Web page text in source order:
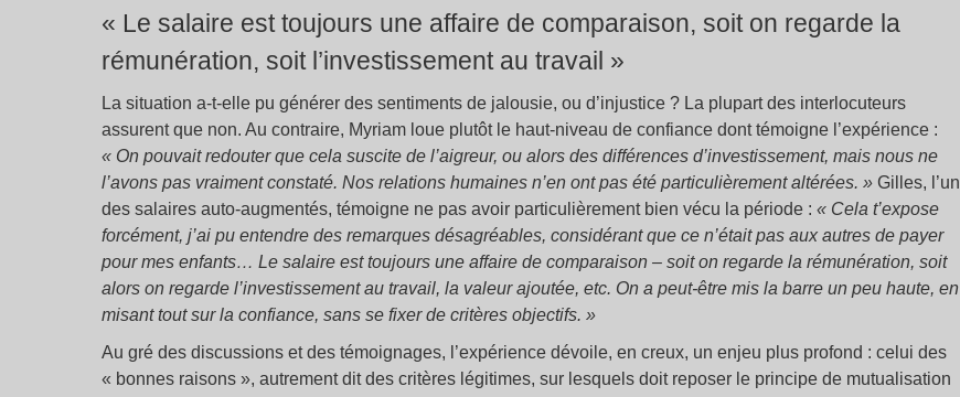
« Le salaire est toujours une affaire de comparaison, soit on regarde la
rémunération, soit l’investissement au travail »
La situation a-t-elle pu générer des sentiments de jalousie, ou d’injustice ? La plupart des interlocuteurs
assurent que non. Au contraire, Myriam loue plutôt le haut-niveau de confiance dont témoigne l’expérience :
« On pouvait redouter que cela suscite de l’aigreur, ou alors des différences d’investissement, mais nous ne
l’avons pas vraiment constaté. Nos relations humaines n’en ont pas été particulièrement altérées. » Gilles, l’un
des salaires auto-augmentés, témoigne ne pas avoir particulièrement bien vécu la période : « Cela t’expose
forcément, j’ai pu entendre des remarques désagréables, considérant que ce n’était pas aux autres de payer
pour mes enfants… Le salaire est toujours une affaire de comparaison – soit on regarde la rémunération, soit
alors on regarde l’investissement au travail, la valeur ajoutée, etc. On a peut-être mis la barre un peu haute, en
misant tout sur la confiance, sans se fixer de critères objectifs. »
Au gré des discussions et des témoignages, l’expérience dévoile, en creux, un enjeu plus profond : celui des
« bonnes raisons », autrement dit des critères légitimes, sur lesquels doit reposer le principe de mutualisation